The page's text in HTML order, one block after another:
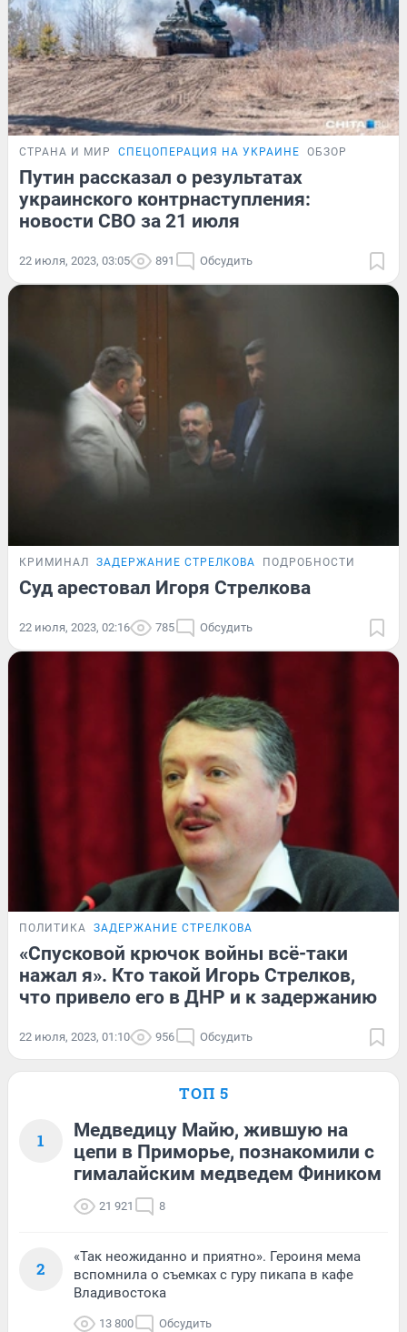
СТРАНА И МИР СПЕЦОПЕРАЦИЯ НА УКРАИНЕ ОБЗОР
Путин рассказал о результатах
украинского контрнаступления:
новости СВО за 21 июля
22 июля, 2023, 03:05 891 Обсудить
КРИМИНАЛ ЗАДЕРЖАНИЕ СТРЕЛКОВА ПОДРОБНОСТИ
Суд арестовал Игоря Стрелкова
22 июля, 2023, 02:16 785 Обсудить
ПОЛИТИКА ЗАДЕРЖАНИЕ СТРЕЛКОВА
«Спусковой крючок войны всё-таки
нажал я». Кто такой Игорь Стрелков,
что привело его в ДНР и к задержанию
22 июля, 2023, 01:10 956 Обсудить
ТОП 5
1
Медведицу Майю, жившую на
цепи в Приморье, познакомили с
гималайским медведем Фиником
21 921 8
2
«Так неожиданно и приятно». Героиня мема
вспомнила о съемках с гуру пикапа в кафе
Владивостока
13 800 Обсудить